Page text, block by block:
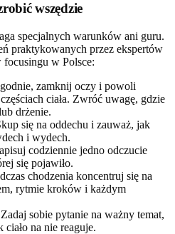
wszędzie
specjalnych warunków ani guru.
praktykowanych przez ekspertów
focusingu w Polsce:
zamknij oczy i powoli
ciała. Zwróć uwagę, gdzie
drżenie.
się na oddechu i zauważ, jak
i wydech.
codziennie jedno odczucie
się pojawiło.
chodzenia koncentruj się na
rytmie kroków i każdym
sobie pytanie na ważny temat,
ciało na nie reaguje.